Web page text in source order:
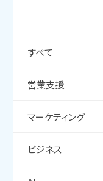
すべて
営業支援
マーケティング
ビジネス